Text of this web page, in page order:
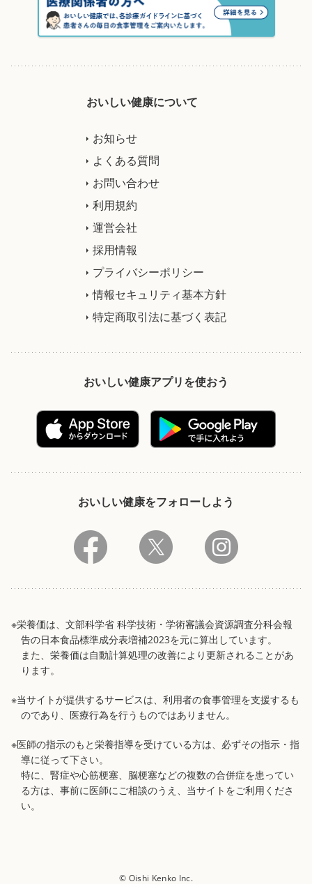
おいしい健康について
お知らせ
よくある質問
お問い合わせ
利用規約
運営会社
採用情報
プライバシーポリシー
情報セキュリティ基本方針
特定商取引法に基づく表記
おいしい健康アプリを使おう
おいしい健康をフォローしよう
※栄養価は、文部科学省 科学技術・学術審議会資源調査分科会報
告の日本食品標準成分表増補2023を元に算出しています。
また、栄養価は自動計算処理の改善により更新されることがあ
ります。
※当サイトが提供するサービスは、利用者の食事管理を支援するも
のであり、医療行為を行うものではありません。
※医師の指示のもと栄養指導を受けている方は、必ずその指示・指
導に従って下さい。
特に、腎症や心筋梗塞、脳梗塞などの複数の合併症を患ってい
る方は、事前に医師にご相談のうえ、当サイトをご利用くださ
い。
© Oishi Kenko Inc.